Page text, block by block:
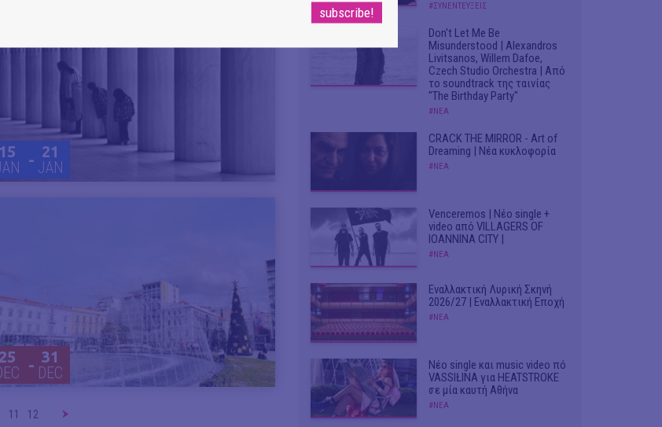
15 - 21
JAN
25 - 31
DEC
11 12
#ΣΥΝΕΝΤΕΥΞΕΙΣ
Don't Let Me Be
Misunderstood | Alexandros
Livitsanos, Willem Dafoe,
Czech Studio Orchestra | Από
το soundtrack της ταινίας
"The Birthday Party"
#ΝΕΑ
CRACK THE MIRROR - Art of
Dreaming | Νέα κυκλοφορία
#ΝΕΑ
Venceremos | Νέο single +
video από VILLAGERS OF
IOANNINA CITY |
#ΝΕΑ
Εναλλακτική Λυρική Σκηνή
2026/27 | Εναλλακτική Εποχή
#ΝΕΑ
Νέο single και music video πό
VASSIŁINA για HEATSTROKE
σε μία καυτή Αθήνα
#ΝΕΑ